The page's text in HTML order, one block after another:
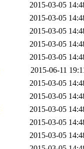
2015-03-05
2015-03-05
2015-03-05
2015-03-05
2015-03-05
2015-06-11
2015-03-05
2015-03-05
2015-03-05
2015-03-05
2015-03-05